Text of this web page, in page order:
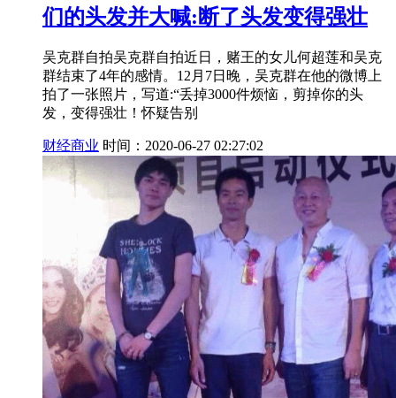
们的头发并大喊:断了头发变得强壮
吴克群自拍吴克群自拍近日，赌王的女儿何超莲和吴克
群结束了4年的感情。12月7日晚，吴克群在他的微博上
拍了一张照片，写道:“丢掉3000件烦恼，剪掉你的头
发，变得强壮！怀疑告别
财经商业 时间：2020-06-27 02:27:02